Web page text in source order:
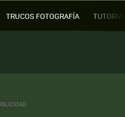
TRUCOS FOTOGRAFÍA